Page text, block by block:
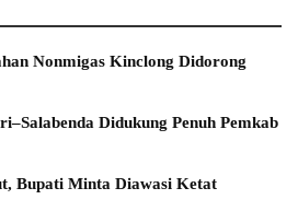
Nonmigas Kinclong Didorong
Didukung Penuh Pemkab
Bupati Minta Diawasi Ketat